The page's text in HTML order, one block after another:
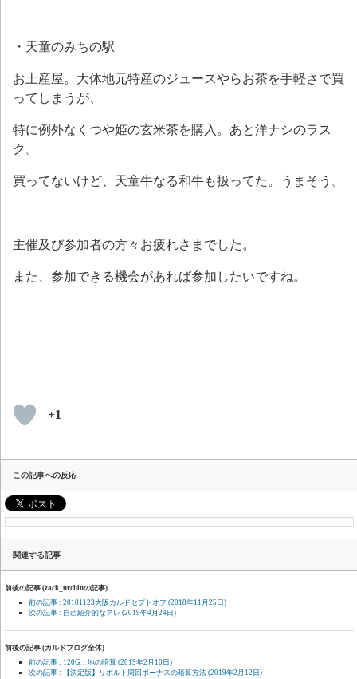
・天童のみちの駅
お土産屋。大体地元特産のジュースやらお茶を手軽さで買
ってしまうが、
特に例外なくつや姫の玄米茶を購入。あと洋ナシのラス
ク。
買ってないけど、天童牛なる和牛も扱ってた。うまそう。
主催及び参加者の方々お疲れさまでした。
また、参加できる機会があれば参加したいですね。
+1
この記事への反応
関連する記事
前後の記事 (zack_urchinの記事)
前の記事 : 20181123大阪カルドセプトオフ (2018年11月25日)
次の記事 : 自己紹介的なアレ (2019年4月24日)
前後の記事 (カルドブログ全体)
前の記事 : 120G土地の暗算 (2019年2月10日)
次の記事 : 【決定版】リボルト周回ボーナスの暗算方法 (2019年2月12日)